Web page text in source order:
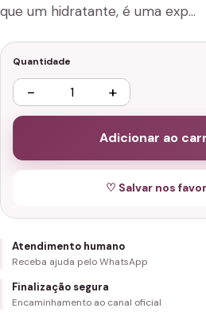
que um hidratante, é uma exp…
Quantidade
− +
Adicionar ao
♡ Salvar nos
Atendimento humano
Receba ajuda pelo WhatsApp
Finalização segura
Encaminhamento ao canal oficial